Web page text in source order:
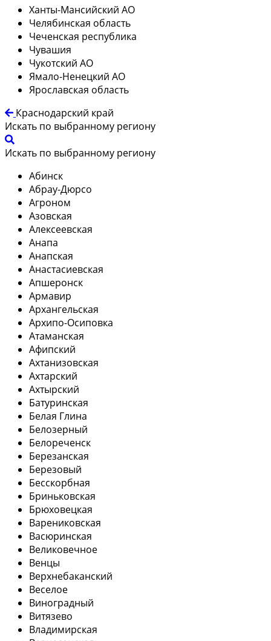
Ханты-Мансийский АО
Челябинская область
Чеченская республика
Чувашия
Чукотский АО
Ямало-Ненецкий АО
Ярославская область
Краснодарский край
Искать по выбранному региону
Искать по выбранному региону
Абинск
Абрау-Дюрсо
Агроном
Азовская
Алексеевская
Анапа
Анапская
Анастасиевская
Апшеронск
Армавир
Архангельская
Архипо-Осиповка
Атаманская
Афипский
Ахтанизовская
Ахтарский
Ахтырский
Батуринская
Белая Глина
Белозерный
Белореченск
Березанская
Березовый
Бесскорбная
Бриньковская
Брюховецкая
Варениковская
Васюринская
Великовечное
Венцы
Верхнебаканский
Веселое
Виноградный
Витязево
Владимирская